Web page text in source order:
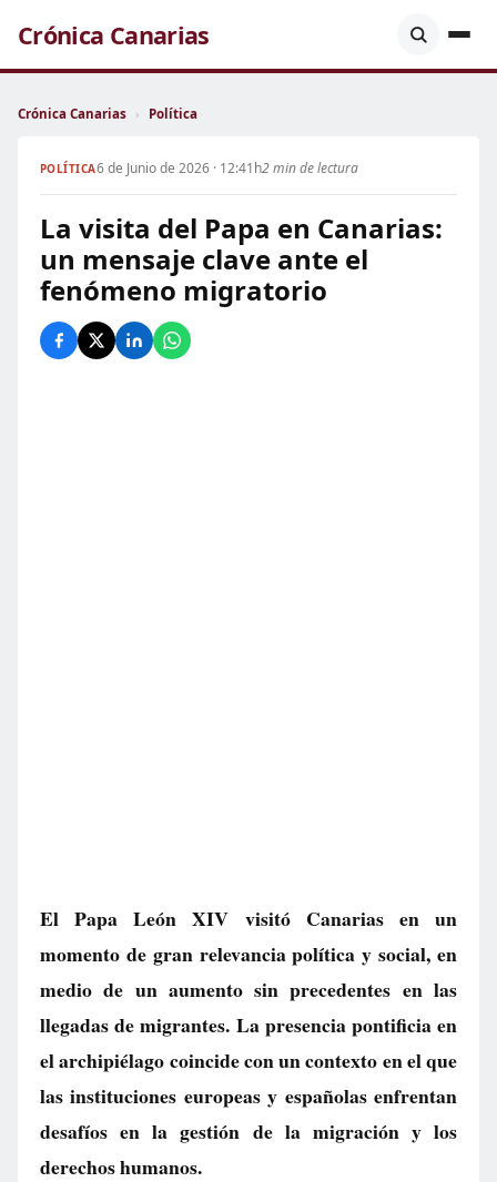
Crónica Canarias
Crónica Canarias › Política
POLÍTICA6 de Junio de 2026 · 12:41h2 min de lectura
La visita del Papa en Canarias:
un mensaje clave ante el
fenómeno migratorio
El Papa León XIV visitó Canarias en un
momento de gran relevancia política y social, en
medio de un aumento sin precedentes en las
llegadas de migrantes. La presencia pontificia en
el archipiélago coincide con un contexto en el que
las instituciones europeas y españolas enfrentan
desafíos en la gestión de la migración y los
derechos humanos.